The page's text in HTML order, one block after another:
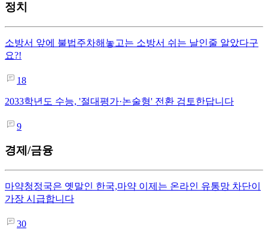
정치
소방서 앞에 불법주차해놓고는 소방서 쉬는 날인줄 알았다구
요?!
18
2033학년도 수능, '절대평가·논술형' 전환 검토한답니다
9
경제/금융
마약청정국은 옛말인 한국,마약 이제는 온라인 유통망 차단이
가장 시급합니다
30